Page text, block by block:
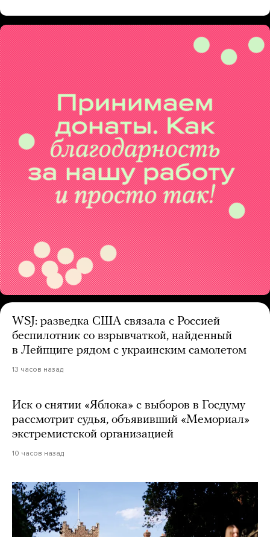
WSJ: разведка США связала с Россией
беспилотник со взрывчаткой, найденный
в Лейпциге рядом с украинским самолетом
13 часов назад
Иск о снятии «Яблока» с выборов в Госдуму
рассмотрит судья, объявивший «Мемориал»
экстремистской организацией
10 часов назад